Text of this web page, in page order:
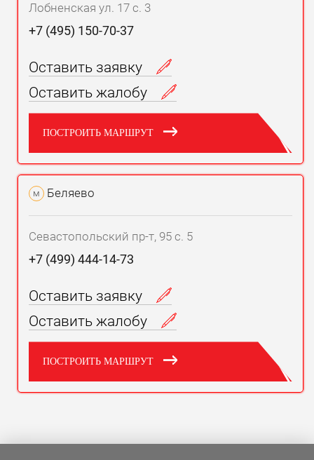
Лобненская ул. 17 с. 3
+7 (495) 150-70-37
Оставить заявку
Оставить жалобу
ПОСТРОИТЬ МАРШРУТ
м Беляево
Севастопольский пр-т, 95 с. 5
+7 (499) 444-14-73
Оставить заявку
Оставить жалобу
ПОСТРОИТЬ МАРШРУТ